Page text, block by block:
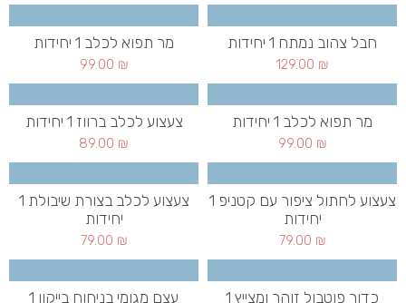
חבל צהוב נמתח 1 יחידות
129.00 ₪
מר תפוא לכלב 1 יחידות
99.00 ₪
מר תפוא לכלב 1 יחידות
99.00 ₪
צעצוע לכלב ברווז 1 יחידות
89.00 ₪
צעצוע לחתול ציפור עם קטניפ 1
יחידות
79.00 ₪
צעצוע לכלב בצורת שיבולת 1
יחידות
79.00 ₪
כדור פוטבול זוהר ומצייץ 1 עצם מגומי בניחוח בייקון 1